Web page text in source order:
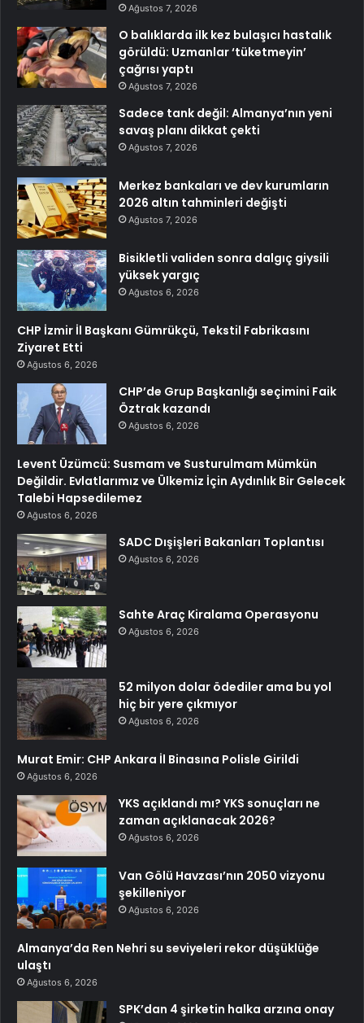
Ağustos 7, 2026
O balıklarda ilk kez bulaşıcı hastalık
görüldü: Uzmanlar ‘tüketmeyin’
çağrısı yaptı
Ağustos 7, 2026
Sadece tank değil: Almanya’nın yeni
savaş planı dikkat çekti
Ağustos 7, 2026
Merkez bankaları ve dev kurumların
2026 altın tahminleri değişti
Ağustos 7, 2026
Bisikletli validen sonra dalgıç giysili
yüksek yargıç
Ağustos 6, 2026
CHP İzmir İl Başkanı Gümrükçü, Tekstil Fabrikasını
Ziyaret Etti
Ağustos 6, 2026
CHP’de Grup Başkanlığı seçimini Faik
Öztrak kazandı
Ağustos 6, 2026
Levent Üzümcü: Susmam ve Susturulmam Mümkün
Değildir. Evlatlarımız ve Ülkemiz İçin Aydınlık Bir Gelecek
Talebi Hapsedilemez
Ağustos 6, 2026
SADC Dışişleri Bakanları Toplantısı
Ağustos 6, 2026
Sahte Araç Kiralama Operasyonu
Ağustos 6, 2026
52 milyon dolar ödediler ama bu yol
hiç bir yere çıkmıyor
Ağustos 6, 2026
Murat Emir: CHP Ankara İl Binasına Polisle Girildi
Ağustos 6, 2026
YKS açıklandı mı? YKS sonuçları ne
zaman açıklanacak 2026?
Ağustos 6, 2026
Van Gölü Havzası’nın 2050 vizyonu
şekilleniyor
Ağustos 6, 2026
Almanya’da Ren Nehri su seviyeleri rekor düşüklüğe
ulaştı
Ağustos 6, 2026
SPK’dan 4 şirketin halka arzına onay